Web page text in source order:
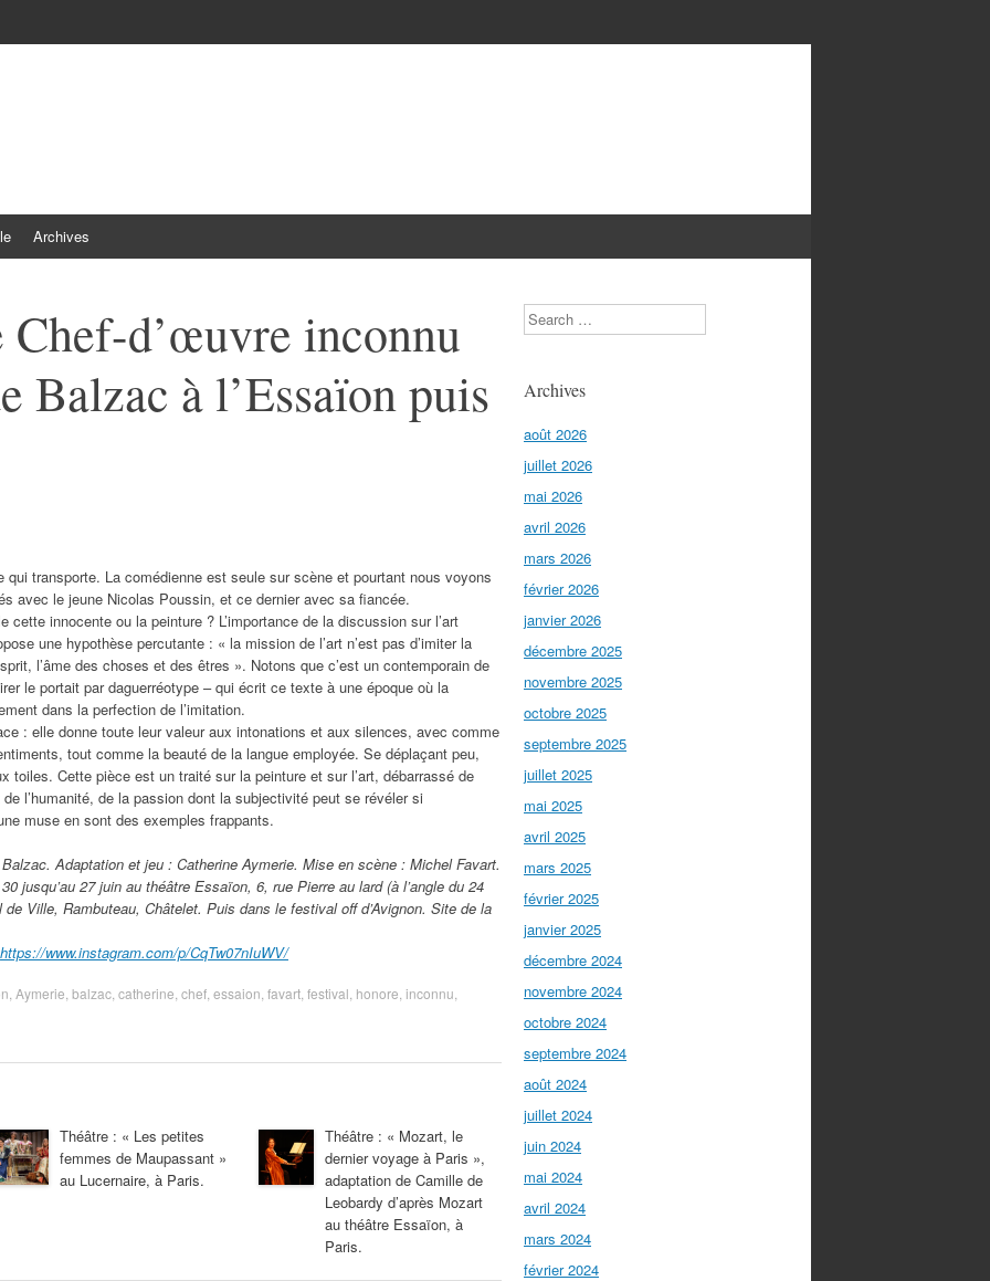
Archives
Chef-d’œuvre inconnu
Balzac à l’Essaïon puis
transporte. La comédienne est seule sur scène et pourtant nous voyons
avec le jeune Nicolas Poussin, et ce dernier avec sa fiancée.
innocente ou la peinture ? L’importance de la discussion sur l’art
une hypothèse percutante : « la mission de l’art n’est pas d’imiter la
l’âme des choses et des êtres ». Notons que c’est un contemporain de
le portait par daguerréotype – qui écrit ce texte à une époque où la
dans la perfection de l’imitation.
: elle donne toute leur valeur aux intonations et aux silences, avec comme
tout comme la beauté de la langue employée. Se déplaçant peu,
toiles. Cette pièce est un traité sur la peinture et sur l’art, débarrassé de
l’humanité, de la passion dont la subjectivité peut se révéler si
muse en sont des exemples frappants.
Adaptation et jeu : Catherine Aymerie. Mise en scène : Michel Favart.
jusqu’au 27 juin au théâtre Essaïon, 6, rue Pierre au lard (à l’angle du 24
Ville, Rambuteau, Châtelet. Puis dans le festival off d’Avignon. Site de la
https://www.instagram.com/p/CqTw07nIuWV/
Aymerie balzac catherine chef essaion favart festival honore inconnu
Théâtre : « Les petites
femmes de Maupassant »
au Lucernaire, à Paris.
Théâtre : « Mozart, le
dernier voyage à Paris »,
adaptation de Camille de
Leobardy d’après Mozart
au théâtre Essaïon, à
Paris.
Search
Archives
août 2026
juillet 2026
mai 2026
avril 2026
mars 2026
février 2026
janvier 2026
décembre 2025
novembre 2025
octobre 2025
septembre 2025
juillet 2025
mai 2025
avril 2025
mars 2025
février 2025
janvier 2025
décembre 2024
novembre 2024
octobre 2024
septembre 2024
août 2024
juillet 2024
juin 2024
mai 2024
avril 2024
mars 2024
février 2024